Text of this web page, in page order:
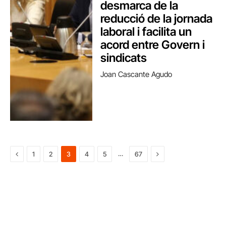
desmarca de la
reducció de la jornada
laboral i facilita un
acord entre Govern i
sindicats
Joan Cascante Agudo
Previous
1 2 3 4 5 … 67 Next